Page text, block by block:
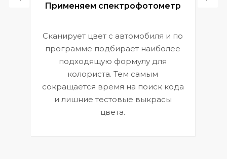
Применяем спектрофотометр
Сканирует цвет с автомобиля и по
программе подбирает наиболее
подходящую формулу для
колориста. Тем самым
сокращается время на поиск кода
и лишние тестовые выкрасы
цвета.